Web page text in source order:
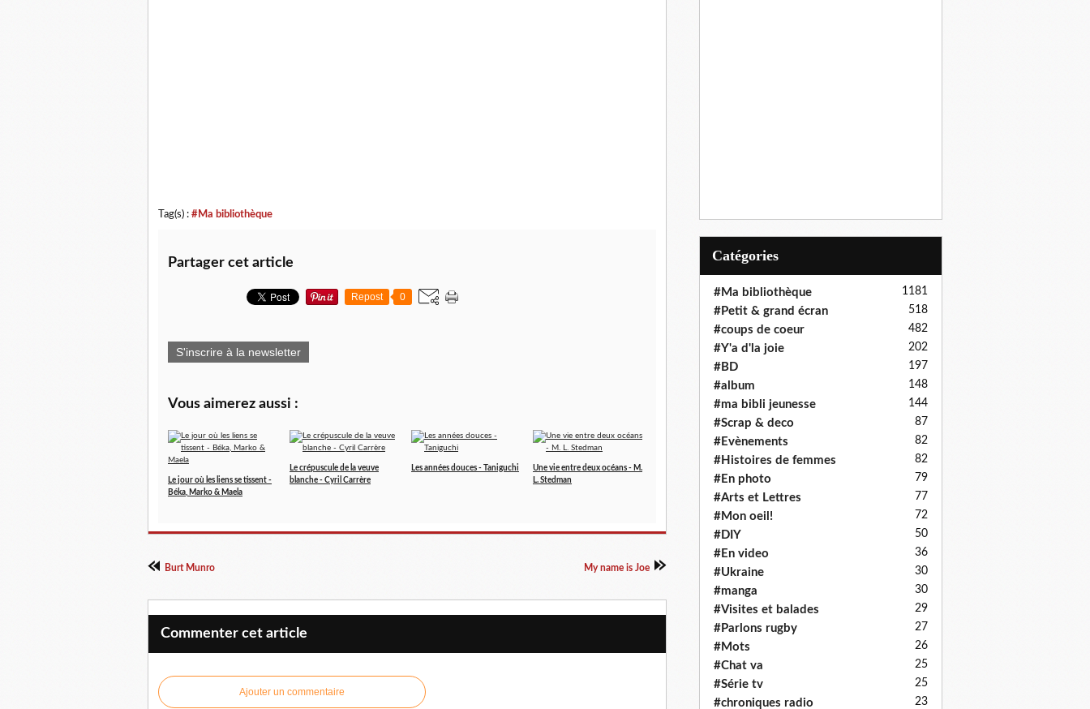
Tag(s) : #Ma bibliothèque
Partager cet article
Repost 0
S'inscrire à la newsletter
Vous aimerez aussi :
Le jour où les liens se tissent -
Béka, Marko & Maela
Le crépuscule de la veuve
blanche - Cyril Carrère
Les années douces - Taniguchi
Une vie entre deux océans - M.
L. Stedman
Burt Munro My name is Joe
Commenter cet article
Ajouter un commentaire
Catégories
#Ma bibliothèque 1181
#Petit & grand écran 518
#coups de coeur 482
#Y'a d'la joie 202
#BD 197
#album 148
#ma bibli jeunesse 144
#Scrap & deco 87
#Evènements 82
#Histoires de femmes 82
#En photo 79
#Arts et Lettres 77
#Mon oeil! 72
#DIY 50
#En video 36
#Ukraine 30
#manga 30
#Visites et balades 29
#Parlons rugby 27
#Mots 26
#Chat va 25
#Série tv 25
#chroniques radio 23